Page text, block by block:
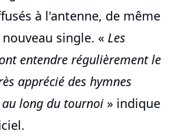
à l'antenne, de même
single. « Les
entendre régulièrement le
apprécié des hymnes
long du tournoi » indique